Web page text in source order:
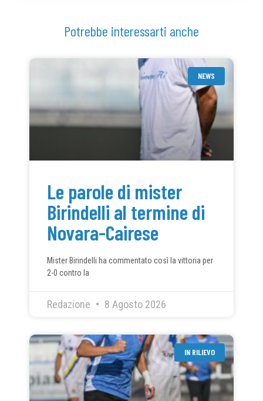
Potrebbe interessarti anche
NEWS
Le parole di mister
Birindelli al termine di
Novara-Cairese
Mister Birindelli ha commentato così la vittoria per
2-0 contro la
Redazione 8 Agosto 2026
IN RILIEVO